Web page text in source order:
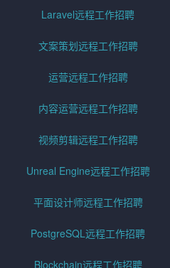
Laravel远程工作招聘
文案策划远程工作招聘
运营远程工作招聘
内容运营远程工作招聘
视频剪辑远程工作招聘
Unreal Engine远程工作招聘
平面设计师远程工作招聘
PostgreSQL远程工作招聘
Blockchain远程工作招聘